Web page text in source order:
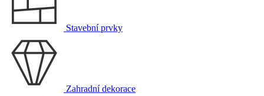
Stavební prvky
Zahradní dekorace